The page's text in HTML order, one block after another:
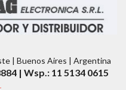
| Buenos Aires | Argentina
| Wsp.: 11 5134 0615